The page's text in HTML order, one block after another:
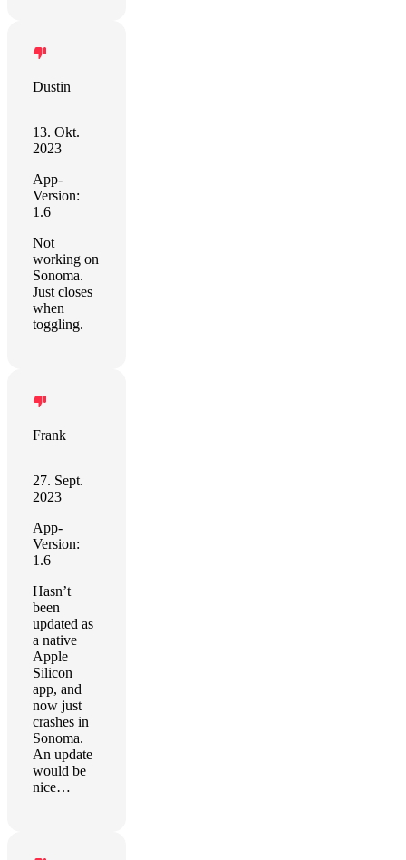
Dustin
13. Okt.
2023
App-
Version:
1.6
Not
working on
Sonoma.
Just closes
when
toggling.
Frank
27. Sept.
2023
App-
Version:
1.6
Hasn’t
been
updated as
a native
Apple
Silicon
app, and
now just
crashes in
Sonoma.
An update
would be
nice…